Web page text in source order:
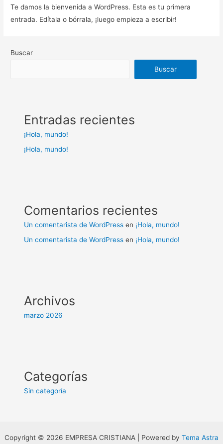
Te damos la bienvenida a WordPress. Esta es tu primera
entrada. Edítala o bórrala, ¡luego empieza a escribir!
Buscar
Buscar
Entradas recientes
¡Hola, mundo!
¡Hola, mundo!
Comentarios recientes
Un comentarista de WordPress en ¡Hola, mundo!
Un comentarista de WordPress en ¡Hola, mundo!
Archivos
marzo 2026
Categorías
Sin categoría
Copyright © 2026 EMPRESA CRISTIANA | Powered by Tema Astra